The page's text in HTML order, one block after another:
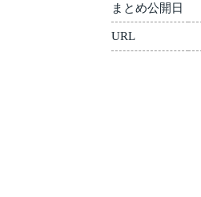
まとめ公開日
URL